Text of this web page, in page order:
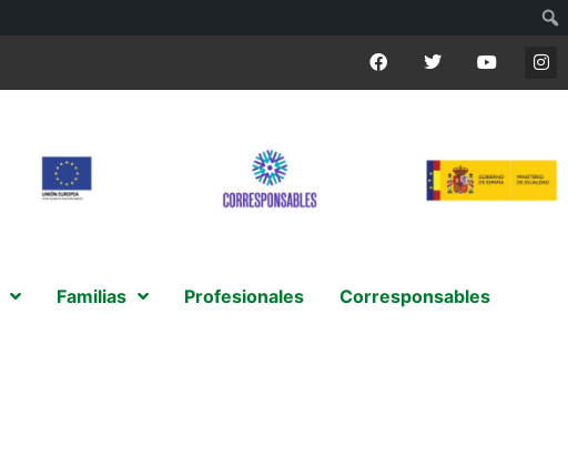
Familias Profesionales Corresponsables